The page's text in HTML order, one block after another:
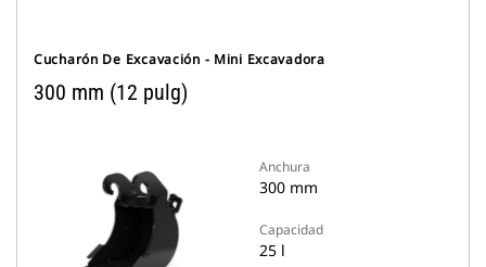
Cucharón De Excavación - Mini Excavadora
300 mm (12 pulg)
Anchura
300 mm
Capacidad
25 l